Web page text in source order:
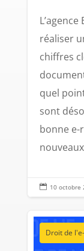
réaliser
chiffres
quel
sont
bonne e-
 10 octobre
Droit de